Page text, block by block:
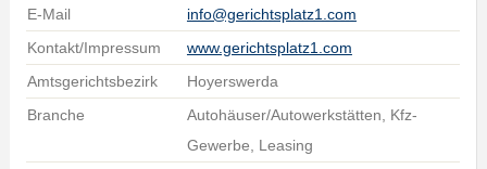
E-Mail
info@gerichtsplatz1.com
Kontakt/Impressum
www.gerichtsplatz1.com
Amtsgerichtsbezirk
Hoyerswerda
Branche
Autohäuser/Autowerkstätten, Kfz-
Gewerbe, Leasing